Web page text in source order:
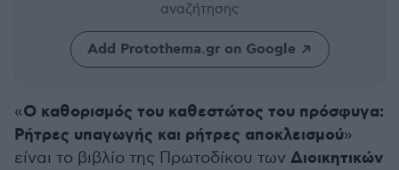
αναζήτησης
Add Protothema.gr on Google
«O καθορισµός του καθεστώτος του πρόσφυγα:
Ρήτρες υπαγωγής και ρήτρες αποκλεισµού»
είναι το βιβλίο της Πρωτοδίκου των Διοικητικών